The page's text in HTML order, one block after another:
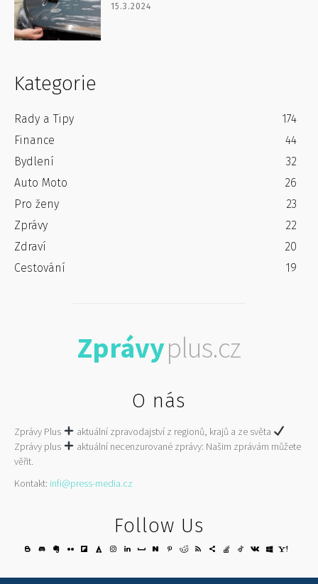
15.3.2024
Kategorie
Rady a Tipy
174
Finance
44
Bydlení
32
Auto Moto
26
Pro ženy
23
Zprávy
22
Zdraví
20
Cestování
19
Zprávyplus.cz
O nás
Zprávy Plus
aktuální zpravodajství z regionů, krajů a ze světa
Zprávy plus
aktuální necenzurované zprávy: Našim zprávám můžete
věřit.
Kontakt: infi@press-media.cz
Follow Us